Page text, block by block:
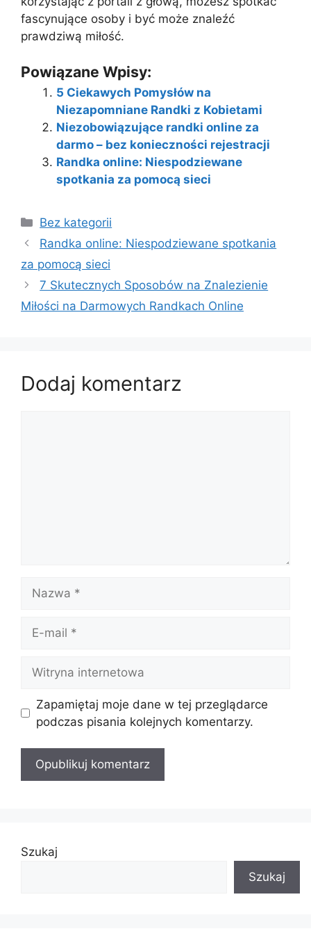
fascynujące osoby i być może znaleźć
prawdziwą miłość.
Powiązane Wpisy:
5 Ciekawych Pomysłów na
Niezapomniane Randki z Kobietami
Niezobowiązujące randki online za
darmo – bez konieczności rejestracji
Randka online: Niespodziewane
spotkania za pomocą sieci
Kategorie
Bez kategorii
Randka online: Niespodziewane spotkania
za pomocą sieci
7 Skutecznych Sposobów na Znalezienie
Miłości na Darmowych Randkach Online
Dodaj komentarz
mail
internetowa
Zapamiętaj moje dane w tej przeglądarce
podczas pisania kolejnych komentarzy.
Szukaj
Szukaj